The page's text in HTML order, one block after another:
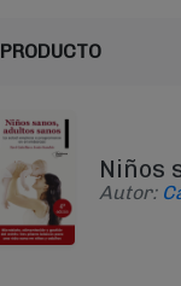
PRODUCTO
Niños
Autor: